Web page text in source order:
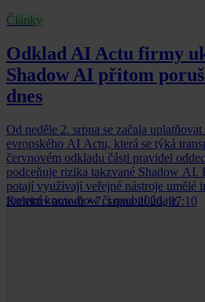
Články
Odklad AI Actu firmy
Shadow AI přitom
dnes
Od neděle 2. srpna se začala
evropského AI Actu, která se týká
červnovém odkladu části pravidel
podceňuje rizika takzvané Shadow AI.
potají využívají veřejné nástroje umělé
firemní know-how či osobní údaje.
Kolektiv autorů • 7. srpna 2026, 07:10